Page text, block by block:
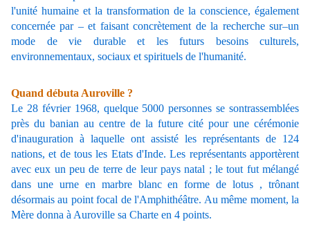
l'unité humaine et la transformation de la conscience, également
concernée par – et faisant concrètement de la recherche sur–un
mode de vie durable et les futurs besoins culturels,
environnementaux, sociaux et spirituels de l'humanité.
Quand débuta Auroville ?
Le 28 février 1968, quelque 5000 personnes se sontrassemblées
près du banian au centre de la future cité pour une cérémonie
d'inauguration à laquelle ont assisté les représentants de 124
nations, et de tous les Etats d'Inde. Les représentants apportèrent
avec eux un peu de terre de leur pays natal ; le tout fut mélangé
dans une urne en marbre blanc en forme de lotus , trônant
désormais au point focal de l'Amphithéâtre. Au même moment, la
Mère donna à Auroville sa Charte en 4 points.